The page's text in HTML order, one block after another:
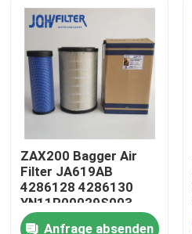
Produkte
Videos
Werksbesichtigung
ZAX200 Bagger Air
Filter JA619AB
4286128 4286130
YN11P00029S003
YN11P00029S002
Anfrage absenden